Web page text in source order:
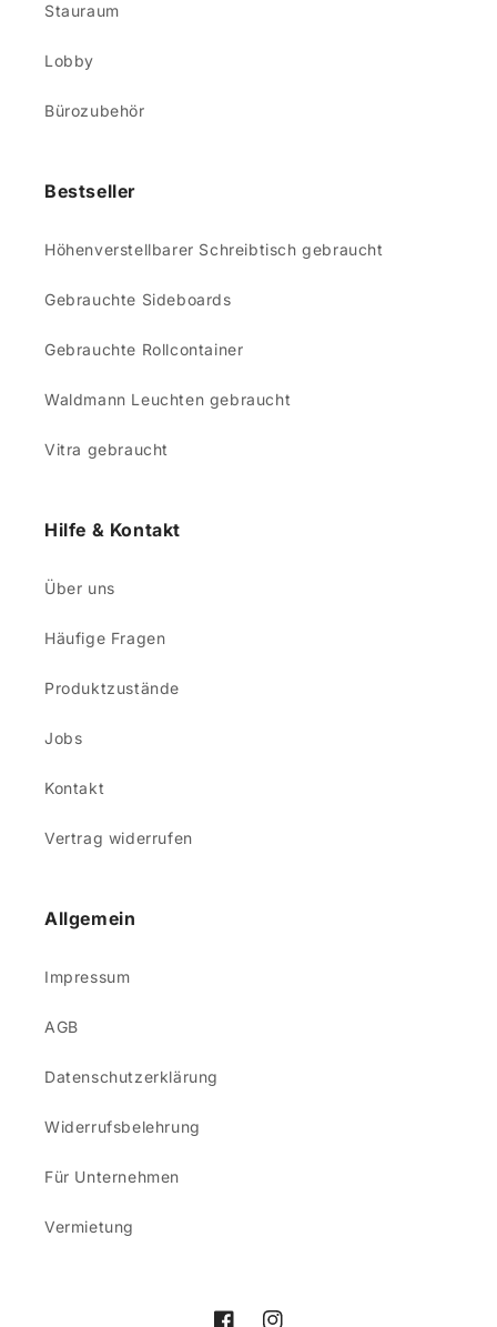
Stauraum
Lobby
Bürozubehör
Bestseller
Höhenverstellbarer Schreibtisch gebraucht
Gebrauchte Sideboards
Gebrauchte Rollcontainer
Waldmann Leuchten gebraucht
Vitra gebraucht
Hilfe & Kontakt
Über uns
Häufige Fragen
Produktzustände
Jobs
Kontakt
Vertrag widerrufen
Allgemein
Impressum
AGB
Datenschutzerklärung
Widerrufsbelehrung
Für Unternehmen
Vermietung